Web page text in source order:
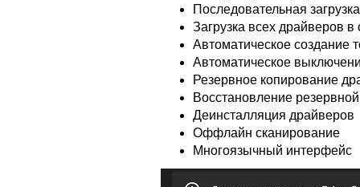
Последовательная
Загрузка всех драйверов в
Автоматическое создание
Автоматическое
Резервное копирование
Восстановление
Деинсталляция драйверов
Оффлайн сканирование
Многоязычный интерфейс